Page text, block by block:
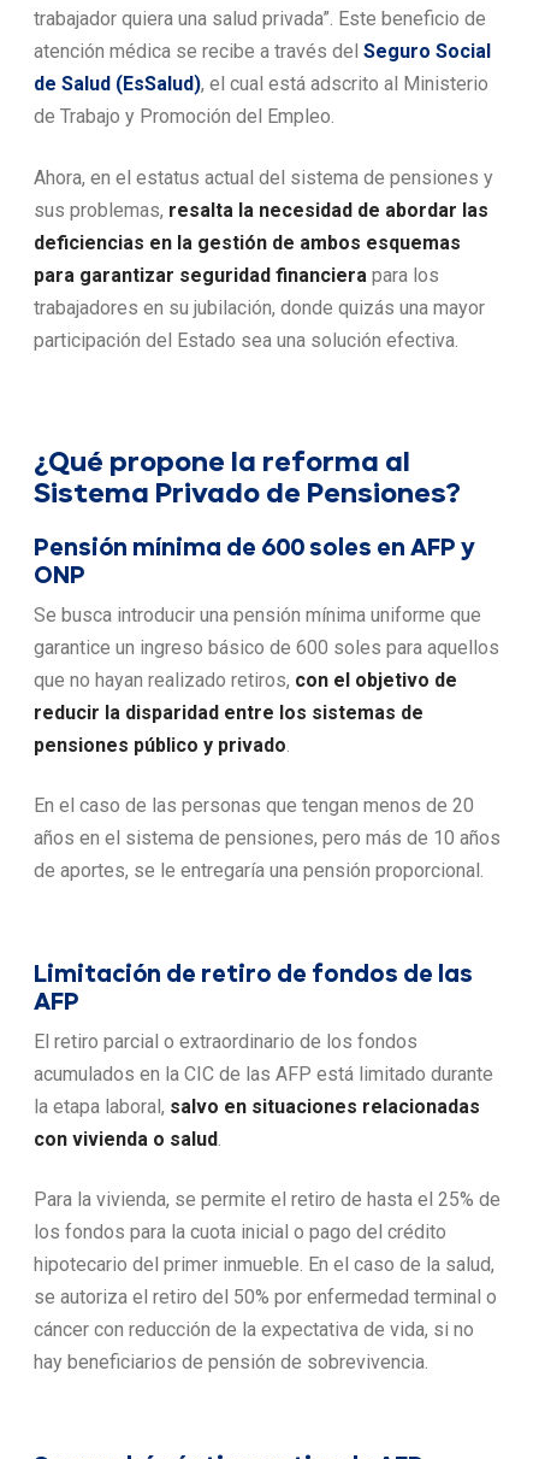
trabajador quiera una salud privada”. Este beneficio de
atención médica se recibe a través del Seguro Social
de Salud (EsSalud), el cual está adscrito al Ministerio
de Trabajo y Promoción del Empleo.
Ahora, en el estatus actual del sistema de pensiones y
sus problemas, resalta la necesidad de abordar las
deficiencias en la gestión de ambos esquemas
para garantizar seguridad financiera para los
trabajadores en su jubilación, donde quizás una mayor
participación del Estado sea una solución efectiva.
¿Qué propone la reforma al
Sistema Privado de Pensiones?
Pensión mínima de 600 soles en AFP y
ONP
Se busca introducir una pensión mínima uniforme que
garantice un ingreso básico de 600 soles para aquellos
que no hayan realizado retiros, con el objetivo de
reducir la disparidad entre los sistemas de
pensiones público y privado.
En el caso de las personas que tengan menos de 20
años en el sistema de pensiones, pero más de 10 años
de aportes, se le entregaría una pensión proporcional.
Limitación de retiro de fondos de las
AFP
El retiro parcial o extraordinario de los fondos
acumulados en la CIC de las AFP está limitado durante
la etapa laboral, salvo en situaciones relacionadas
con vivienda o salud.
Para la vivienda, se permite el retiro de hasta el 25% de
los fondos para la cuota inicial o pago del crédito
hipotecario del primer inmueble. En el caso de la salud,
se autoriza el retiro del 50% por enfermedad terminal o
cáncer con reducción de la expectativa de vida, si no
hay beneficiarios de pensión de sobrevivencia.